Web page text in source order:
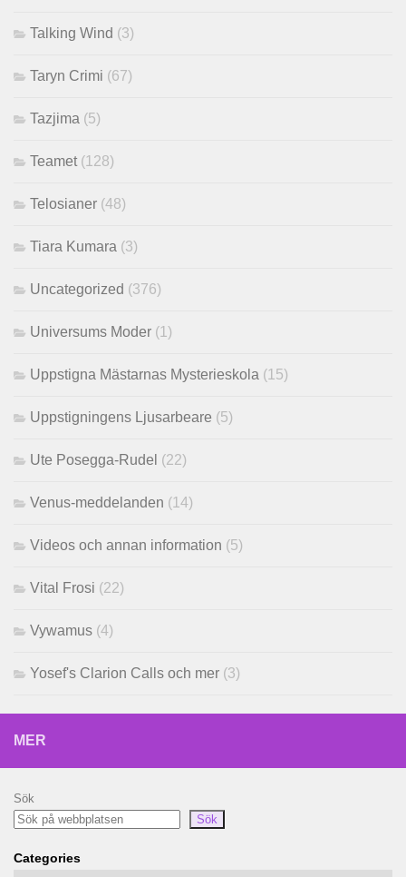
Talking Wind (3)
Taryn Crimi (67)
Tazjima (5)
Teamet (128)
Telosianer (48)
Tiara Kumara (3)
Uncategorized (376)
Universums Moder (1)
Uppstigna Mästarnas Mysterieskola (15)
Uppstigningens Ljusarbeare (5)
Ute Posegga-Rudel (22)
Venus-meddelanden (14)
Videos och annan information (5)
Vital Frosi (22)
Vywamus (4)
Yosef's Clarion Calls och mer (3)
MER
Sök
Sök
Categories